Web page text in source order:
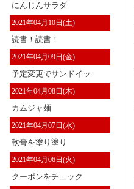
にんじんサラダ
2021年04月10日(土)
読書！読書！
2021年04月09日(金)
予定変更でサンドイッ..
2021年04月08日(木)
カムジャ麺
2021年04月07日(水)
軟膏を塗り塗り
2021年04月06日(火)
クーポンをチェック